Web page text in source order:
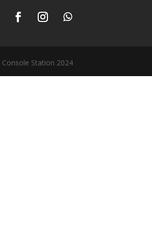
Console Station 2024